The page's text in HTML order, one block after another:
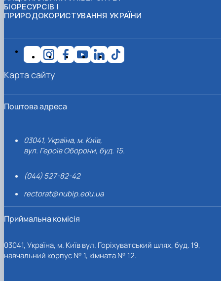
БІОРЕСУРСІВ І
ПРИРОДОКОРИСТУВАННЯ УКРАЇНИ
Поштова адреса
03041, Україна, м. Київ,
вул. Героїв Оборони, буд. 15.
(044) 527-82-42
rectorat@nubip.edu.ua
Приймальна комісія
03041, Україна, м. Київ вул. Горіхуватський шлях, буд. 19,
навчальний корпус № 1, кімната № 12.
Карта сайту